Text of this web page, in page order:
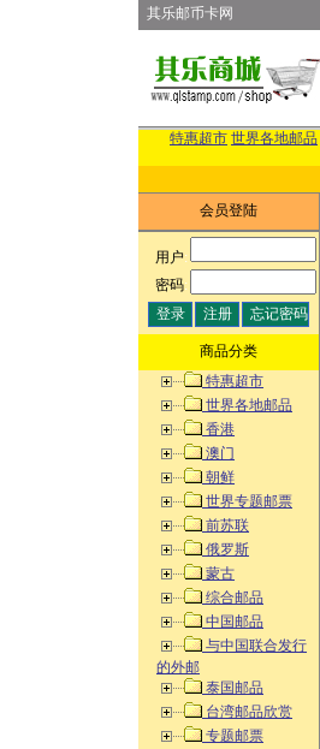
其乐邮币卡网
特惠超市 世界各地邮品
会员登陆
用户:
密码:
商品分类
特惠超市
世界各地邮品
香港
澳门
朝鲜
世界专题邮票
前苏联
俄罗斯
蒙古
综合邮品
中国邮品
与中国联合发行
的外邮
泰国邮品
台湾邮品欣赏
专题邮票